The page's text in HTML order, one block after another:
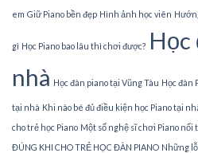
em Giữ Piano bền đẹp Hình ảnh học viên
gì Học Piano bao lâu thì chơi được? Học
nhà Học đàn piano tại Vũng Tàu Học đàn
tại nhà Khi nào bé đủ điều kiện học Piano tại
cho trẻ học Piano Một số nghệ sĩ chơi Piano nổi
ĐÚNG KHI CHO TRẺ HỌC ĐÀN PIANO Những